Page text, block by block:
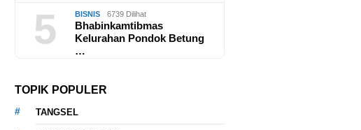
5 BISNIS 6739 Dilihat
Bhabinkamtibmas
Kelurahan Pondok Betung
…
TOPIK POPULER
TANGSEL